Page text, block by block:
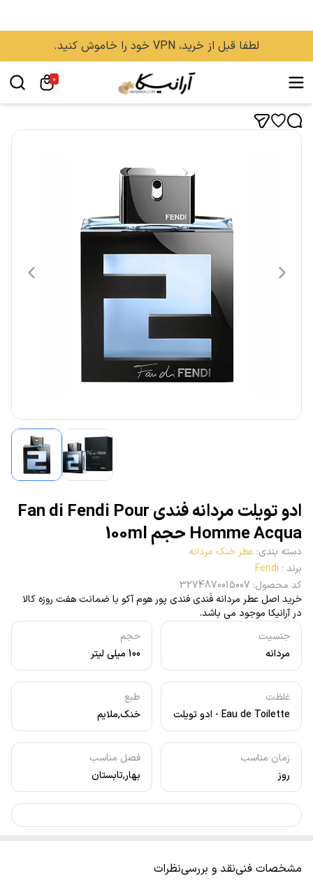
لطفا قبل از خرید، VPN خود را خاموش کنید.
0
ادو تویلت مردانه فندی Fan di Fendi Pour
Homme Acqua حجم 100ml
جنسیت
مردانه
حجم
100 میلی لیتر
غلظت
Eau de Toilette - ادو تویلت
طبع
خنک,ملایم
زمان مناسب
روز
فصل مناسب
بهار,تابستان
دسته بندی: عطر خنک مردانه
برند :
Fendi
کد محصول:
3274870015007
خرید اصل عطر مردانه فَندی فندی پور هوم آکو با ضمانت هفت روزه کالا
در آرانیکا موجود می باشد.
مشخصات فنینقد و بررسینظرات